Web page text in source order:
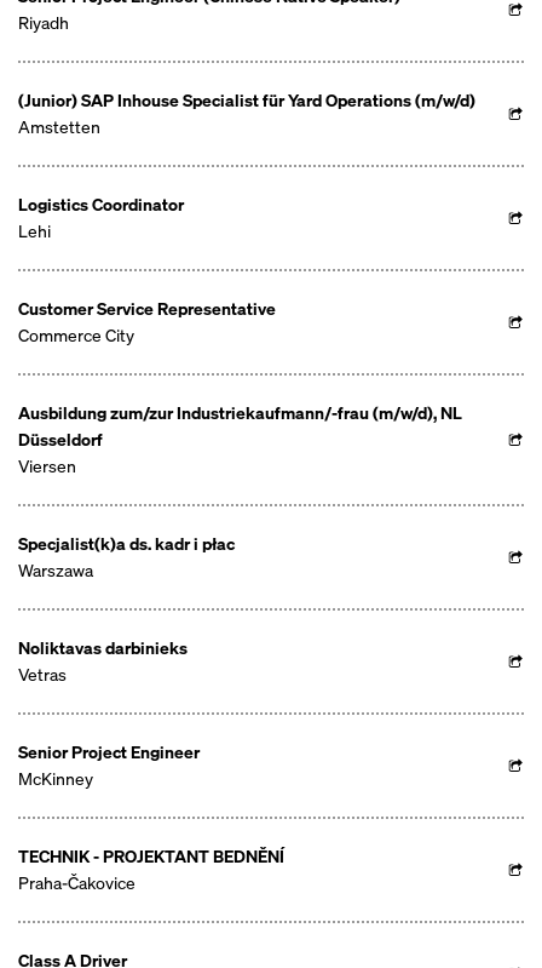
Riyadh
(Junior) SAP Inhouse Specialist für Yard Operations (m/w/d)
Amstetten
Logistics Coordinator
Lehi
Customer Service Representative
Commerce City
Ausbildung zum/zur Industriekaufmann/-frau (m/w/d), NL
Düsseldorf
Viersen
Specjalist(k)a ds. kadr i płac
Warszawa
Noliktavas darbinieks
Vetras
Senior Project Engineer
McKinney
TECHNIK - PROJEKTANT BEDNĚNÍ
Praha-Čakovice
Class A Driver